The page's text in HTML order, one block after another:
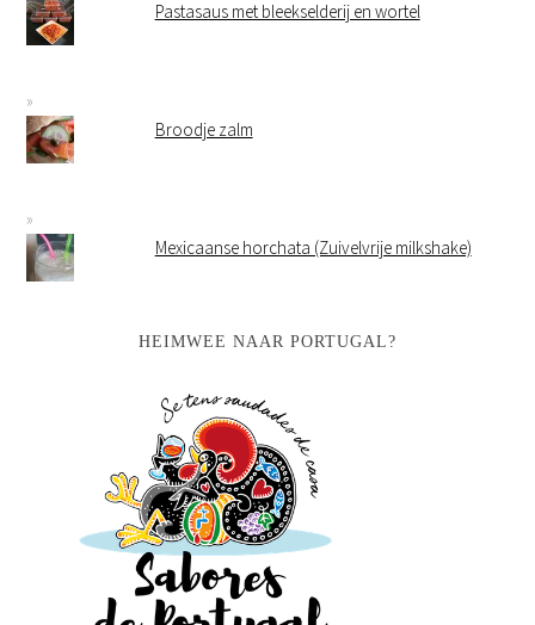
Pastasaus met bleekselderij en wortel
Broodje zalm
Mexicaanse horchata (Zuivelvrije milkshake)
HEIMWEE NAAR PORTUGAL?